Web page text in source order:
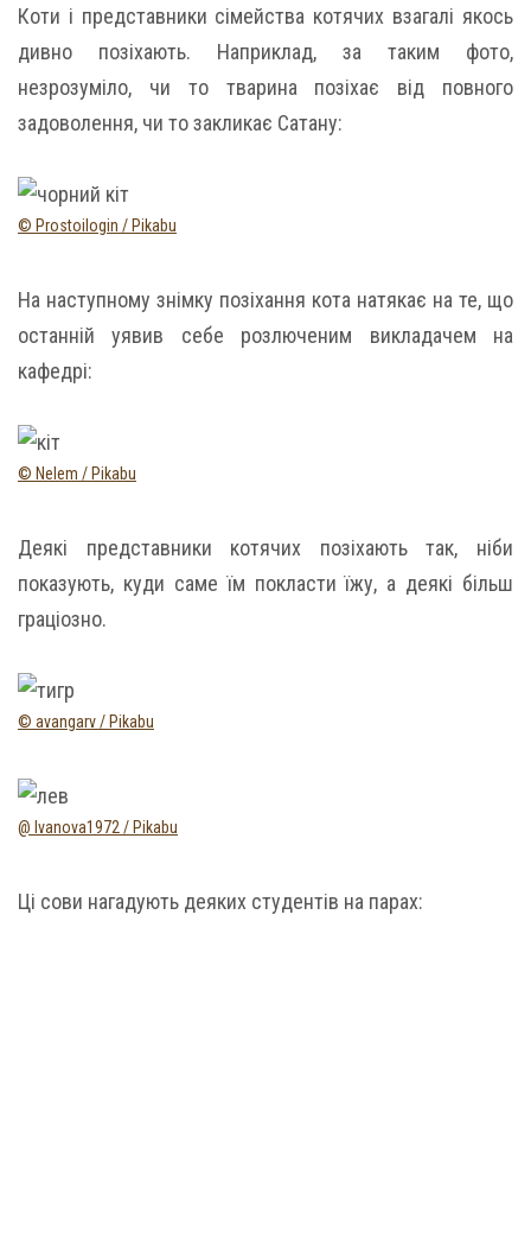
Коти і представники сімейства котячих взагалі якось
дивно позіхають. Наприклад, за таким фото,
незрозуміло, чи то тварина позіхає від повного
задоволення, чи то закликає Сатану:
© Prostoilogin / Pikabu
На наступному знімку позіхання кота натякає на те, що
останній уявив себе розлюченим викладачем на
кафедрі:
© Nelem / Pikabu
Деякі представники котячих позіхають так, ніби
показують, куди саме їм покласти їжу, а деякі більш
граціозно.
© avangarv / Pikabu
@ Ivanova1972 / Pikabu
Ці сови нагадують деяких студентів на парах: